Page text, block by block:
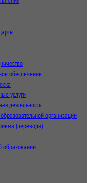
обеспечение
услуги
деятельность
организации
(перевода)
образовании